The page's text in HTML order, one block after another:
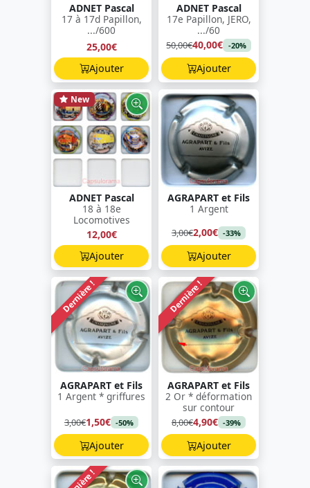
ADNET Pascal
17 à 17d Papillon,
.../600
25,00€
Ajouter
ADNET Pascal
17e Papillon, JERO,
.../60
50,00€40,00€ -20%
Ajouter
New
ADNET Pascal
18 à 18e
Locomotives
12,00€
Ajouter
AGRAPART et Fils
1 Argent
3,00€2,00€ -33%
Ajouter
Dernière !
AGRAPART et Fils
1 Argent * griffures
3,00€1,50€ -50%
Ajouter
Dernière !
AGRAPART et Fils
2 Or * déformation
sur contour
8,00€4,90€ -39%
Ajouter